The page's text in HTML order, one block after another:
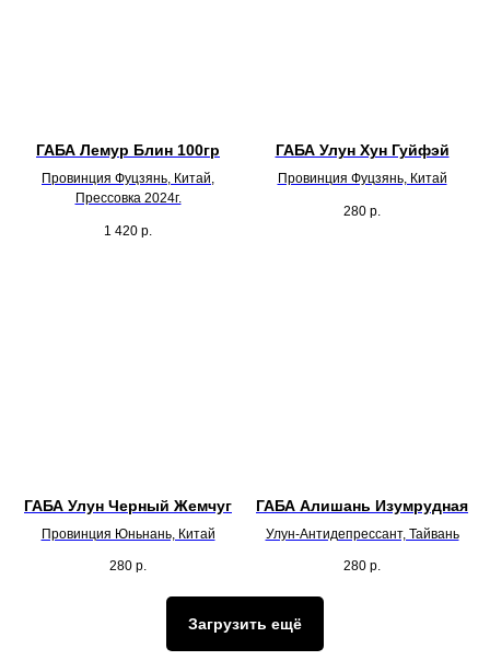
ГАБА Лемур Блин 100гр
Провинция Фуцзянь, Китай,
Прессовка 2024г.
1 420 р.
ГАБА Улун Хун Гуйфэй
Провинция Фуцзянь, Китай
280 р.
ГАБА Улун Черный Жемчуг
Провинция Юньнань, Китай
280 р.
ГАБА Алишань Изумрудная
Улун-Антидепрессант, Тайвань
280 р.
Загрузить ещё